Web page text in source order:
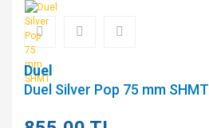
Duel
Duel Silver Pop 75 mm SHMT